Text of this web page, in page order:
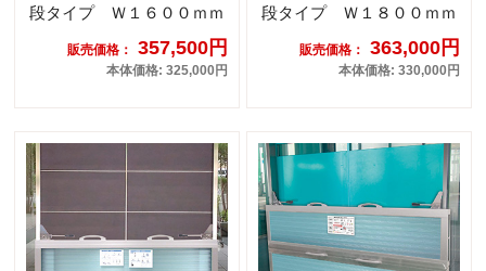
段タイプ Ｗ１６００ｍｍ
販売価格： 357,500円
本体価格: 325,000円
段タイプ Ｗ１８００ｍｍ
販売価格： 363,000円
本体価格: 330,000円